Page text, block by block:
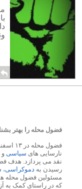
فضول محله را بهتر
نارسایی های سیاسی و
نقد می پردازد. هدف
رسیدن به دموکراسی،
مسئولین فضول محله
که در راستای کمک به